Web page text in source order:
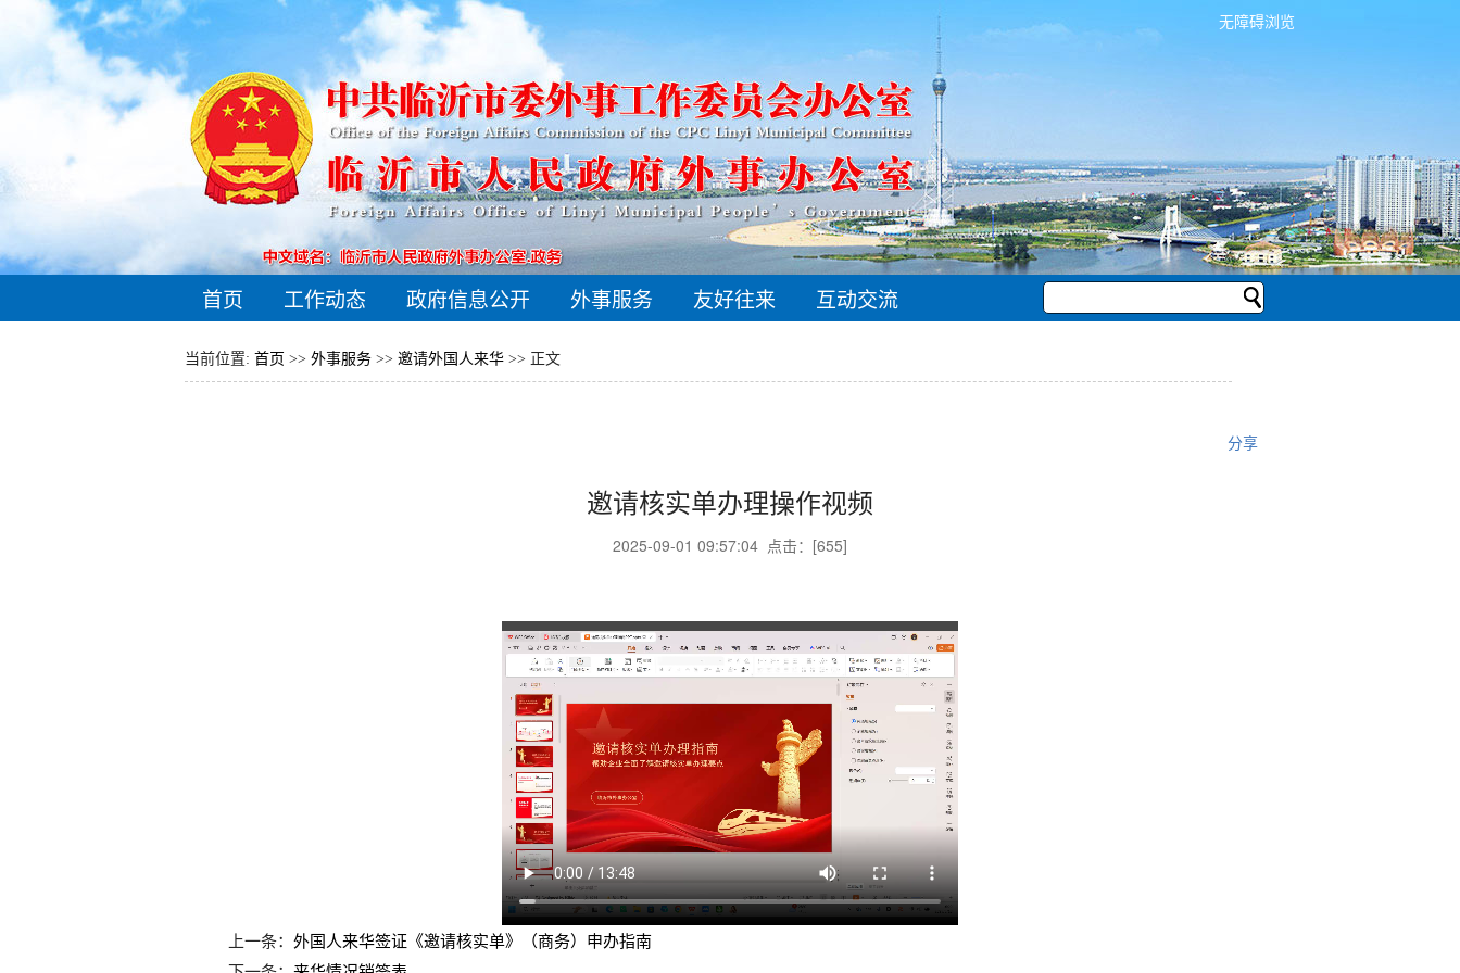
首页 工作动态 政府信息公开 外事服务 友好往来 互动交流
当前位置: 首页 >> 外事服务 >> 邀请外国人来华 >> 正文
无障碍浏览
分享
邀请核实单办理操作视频
2025-09-01 09:57:04 点击：[655]
上一条： 外国人来华签证《邀请核实单》（商务）申办指南